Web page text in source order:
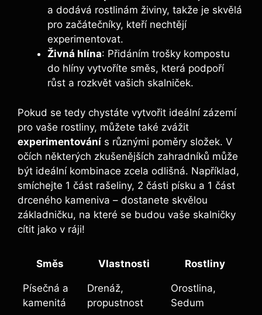
a dodává rostlinám živiny, takže je skvělá
pro začátečníky, kteří nechtějí
experimentovat.
Živná hlína: Přidáním trošky kompostu
do hlíny vytvoříte směs, která podpoří
růst a rozkvět vašich skalniček.
Pokud se tedy chystáte vytvořit ideální zázemí
pro vaše rostliny, můžete také zvážit
experimentování s různými poměry složek. V
očích některých zkušenějších zahradníků může
být ideální kombinace zcela odlišná. Například,
smíchejte 1 část rašeliny, 2 části písku a 1 část
drceného kameniva – dostanete skvělou
základničku, na které se budou vaše skalničky
cítit jako v ráji!
Směs Vlastnosti Rostliny
Písečná a
kamenitá
Drenáž,
propustnost
Orostlina,
Sedum